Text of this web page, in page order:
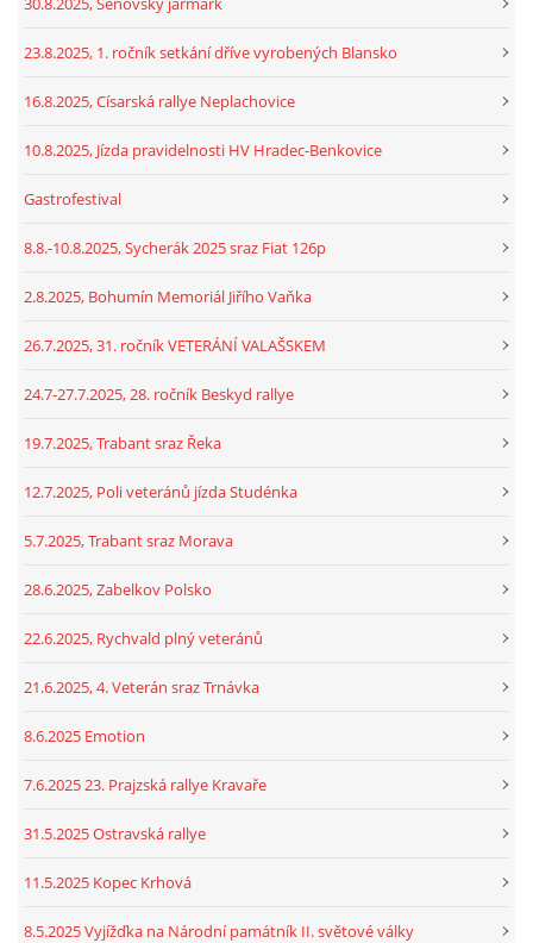
23.8.2025, 1. ročník setkání dříve vyrobených Blansko
16.8.2025, Císarská rallye Neplachovice
10.8.2025, Jízda pravidelnosti HV Hradec-Benkovice
Gastrofestival
8.8.-10.8.2025, Sycherák 2025 sraz Fiat 126p
2.8.2025, Bohumín Memoriál Jiřího Vaňka
26.7.2025, 31. ročník VETERÁNÍ VALAŠSKEM
24.7-27.7.2025, 28. ročník Beskyd rallye
19.7.2025, Trabant sraz Řeka
12.7.2025, Poli veteránů jízda Studénka
5.7.2025, Trabant sraz Morava
28.6.2025, Zabelkov Polsko
22.6.2025, Rychvald plný veteránů
21.6.2025, 4. Veterán sraz Trnávka
8.6.2025 Emotion
7.6.2025 23. Prajzská rallye Kravaře
31.5.2025 Ostravská rallye
11.5.2025 Kopec Krhová
8.5.2025 Vyjížďka na Národní památník II. světové války